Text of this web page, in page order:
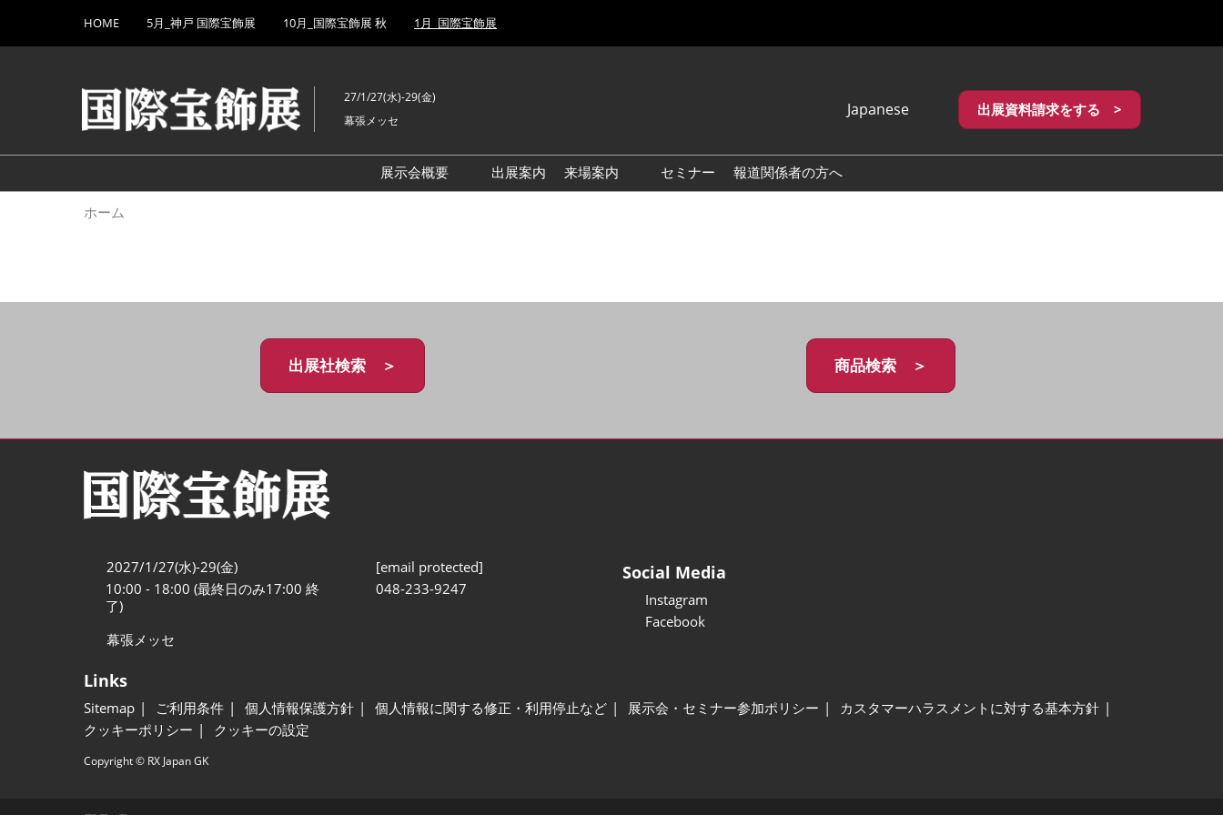
キ
し
て
to
HOME 5月_神戸 国際宝飾展 10月_国際宝飾展 秋 1月_国際宝飾展
27/1/27(水)-29(金)
幕張メッセ
Japanese
English
繁體中文
出展資料請求をする >
展示会概要
出展案内
来場案内
セミナー 報道関係者の方へ
ホーム
出展社検索 ＞ 商品検索 ＞
2027/1/27(水)-29(金)
10:00 - 18:00 (最終日のみ17:00 終
了)
幕張メッセ
[email protected]
048-233-9247
Social Media
Instagram
Facebook
Links
Sitemap ご利用条件 個人情報保護方針 個人情報に関する修正・利用停止など 展示会・セミナー参加ポリシー
カスタマーハラスメントに対する基本方針
クッキーポリシー
クッキーの設定
Copyright © RX Japan GK